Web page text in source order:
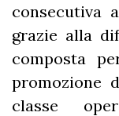
consecutiva
grazie alla
composta
promozione
classe